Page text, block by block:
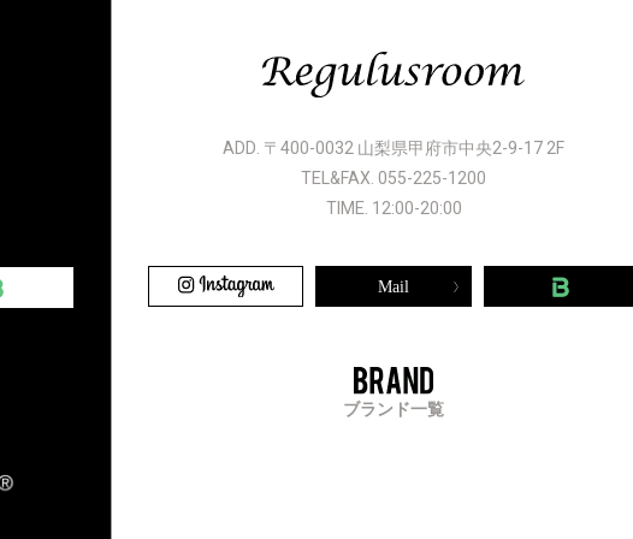
ADD. 〒400-0032 山梨県甲府市中央2-9-17 2F
TEL&FAX. 055-225-1200
TIME. 12:00-20:00
Mail
ブランド一覧